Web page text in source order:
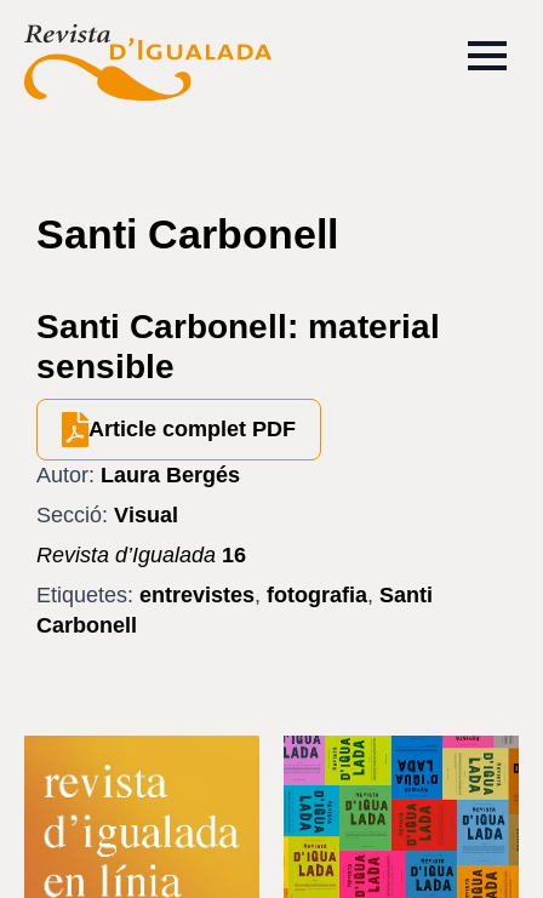
Santi Carbonell
Santi Carbonell: material
sensible
Article complet PDF
Autor: Laura Bergés
Secció: Visual
Revista d’Igualada 16
Etiquetes: entrevistes, fotografia, Santi
Carbonell